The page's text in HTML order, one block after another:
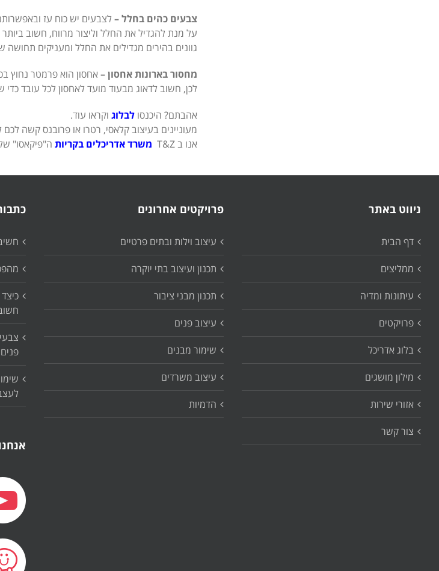
צבעים כהים בחלל – לצבעים יש כוח עז
על מנת להגדיל את החלל וליצור מרווח, חשוב ביותר
גוונים בהירים מגדילים את החלל ומעניקים
מחסור בארונות אחסון – אחסון הוא פרמטר נחוץ
לכן, חשוב לדאוג מבעוד מועד לאחסון לכל עובד
אהבתם? היכנסולבלוג וקראו עוד.
מעוניינים בעיצוב קלאסי, רטרו או פרובנס קשה
אנו ב T&Z
משרד אדריכלים בקריות ה"פיקאסו"
ניווט באתר
דף הבית
ממליצים
עיתונות ומדיה
פרויקטים
בלוג אדריכל
מילון מושגים
אזורי שירות
צור קשר
פרויקטים אחרונים
עיצוב וילות ובתים פרטיים
תכנון ועיצוב בתי יוקרה
תכנון מבני ציבור
עיצוב פנים
שימור מבנים
עיצוב משרדים
הדמיות
פנים